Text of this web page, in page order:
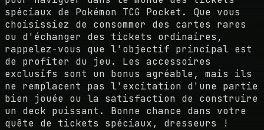
spéciaux de Pokémon TCG Pocket. Que vous
choisissiez de consommer des cartes rares
ou d'échanger des tickets ordinaires,
rappelez-vous que l'objectif principal est
de profiter du jeu. Les accessoires
exclusifs sont un bonus agréable, mais ils
ne remplacent pas l'excitation d'une partie
bien jouée ou la satisfaction de construire
un deck puissant. Bonne chance dans votre
quête de tickets spéciaux, dresseurs !